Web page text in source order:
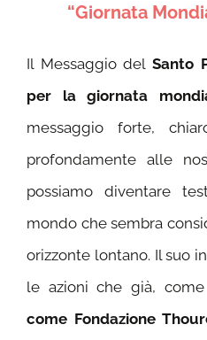
“Giornata
Il Messaggio delSanto
per la giornata
messaggio forte,
profondamente alle
possiamo diventare
mondo che sembra
orizzonte lontano. Il suo
le azioni che già, come
come Fondazione